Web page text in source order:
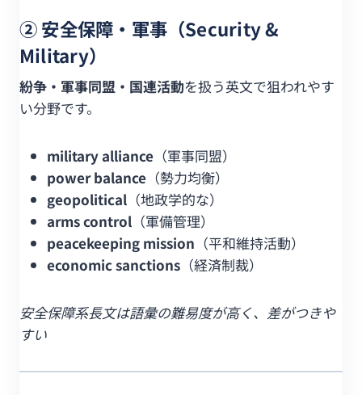
② 安全保障・軍事（Security &
Military）
紛争・軍事同盟・国連活動を扱う英文で狙われやす
い分野です。
military alliance （軍事同盟）
power balance （勢力均衡）
geopolitical （地政学的な）
arms control （軍備管理）
peacekeeping mission （平和維持活動）
economic sanctions （経済制裁）
安全保障系長文は語彙の難易度が高く、差がつきや
すい